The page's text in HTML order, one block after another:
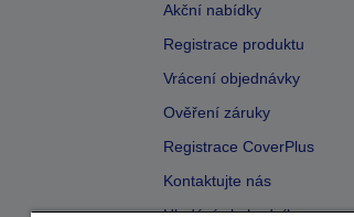
Akční nabídky
Registrace produktu
Vrácení objednávky
Ověření záruky
Registrace CoverPlus
Kontaktujte nás